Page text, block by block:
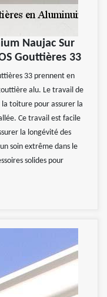
Naujac Sur
Gouttières 33
33 prennent en
alu. Le travail de
toiture pour assurer la
Ce travail est facile
la longévité des
soin extrême dans le
solides pour